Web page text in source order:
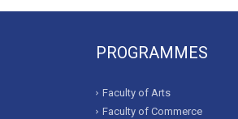
PROGRAMMES
Faculty of Arts
Faculty of Commerce